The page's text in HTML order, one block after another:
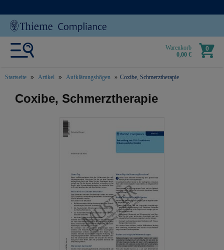
Warenkorb
0,00 €
0
Startseite Artikel Aufklärungsbögen Coxibe, Schmerztherapie
text.skipToContent
text.skipToNavigation
Coxibe, Schmerztherapie